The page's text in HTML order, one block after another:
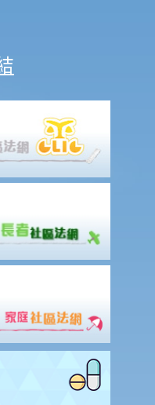
稱工傷意外）？
負上賠償責任？
的家人可獲哪些賠償？
我或我的家人可獲哪些賠
賠償（例如醫藥費）？
是多久？